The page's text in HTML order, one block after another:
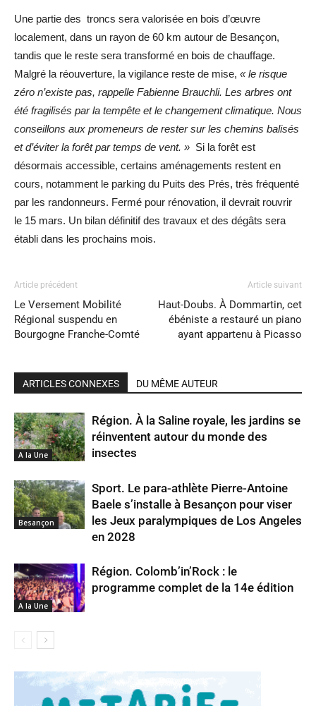
Une partie des troncs sera valorisée en bois d’œuvre
localement, dans un rayon de 60 km autour de Besançon,
tandis que le reste sera transformé en bois de chauffage.
Malgré la réouverture, la vigilance reste de mise, « le risque
zéro n’existe pas, rappelle Fabienne Brauchli. Les arbres ont
été fragilisés par la tempête et le changement climatique. Nous
conseillons aux promeneurs de rester sur les chemins balisés
et d’éviter la forêt par temps de vent. » Si la forêt est
désormais accessible, certains aménagements restent en
cours, notamment le parking du Puits des Prés, très fréquenté
par les randonneurs. Fermé pour rénovation, il devrait rouvrir
le 15 mars. Un bilan définitif des travaux et des dégâts sera
établi dans les prochains mois.
Article précédent
Le Versement Mobilité
Régional suspendu en
Bourgogne Franche-Comté
Article suivant
Haut-Doubs. À Dommartin, cet
ébéniste a restauré un piano
ayant appartenu à Picasso
ARTICLES CONNEXES DU MÊME AUTEUR
A la Une
Région. À la Saline royale, les jardins se
réinventent autour du monde des
insectes
Besançon
Sport. Le para-athlète Pierre-Antoine
Baele s’installe à Besançon pour viser
les Jeux paralympiques de Los Angeles
en 2028
A la Une
Région. Colomb’in’Rock : le
programme complet de la 14e édition